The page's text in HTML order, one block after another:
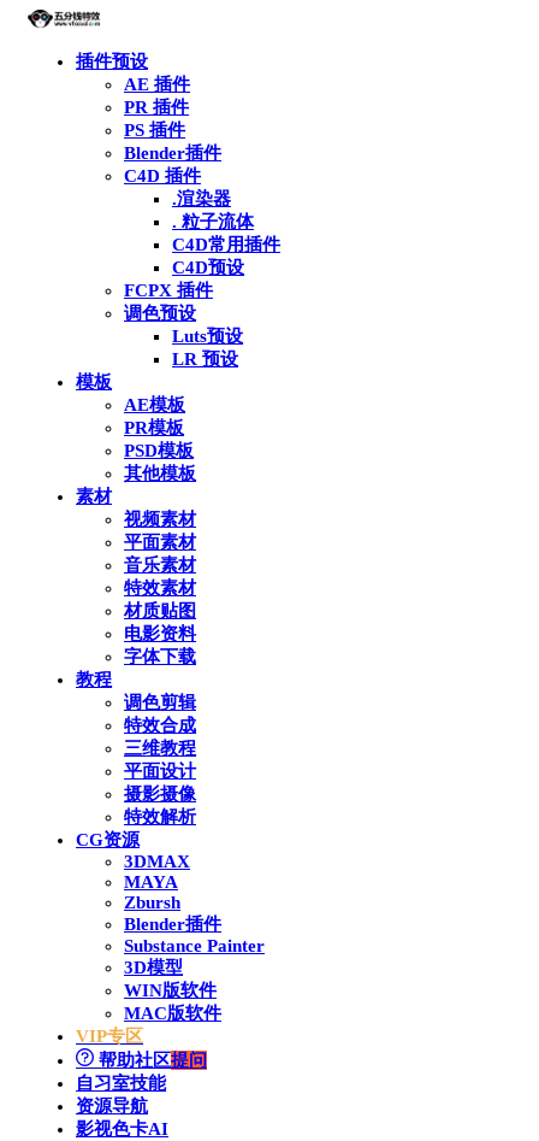
插件预设
AE 插件
PR 插件
PS 插件
Blender插件
C4D 插件
.渲染器
. 粒子流体
C4D常用插件
C4D预设
FCPX 插件
调色预设
Luts预设
LR 预设
模板
AE模板
PR模板
PSD模板
其他模板
素材
视频素材
平面素材
音乐素材
特效素材
材质贴图
电影资料
字体下载
教程
调色剪辑
特效合成
三维教程
平面设计
摄影摄像
特效解析
CG资源
3DMAX
MAYA
Zbursh
Blender插件
Substance Painter
3D模型
WIN版软件
MAC版软件
VIP专区
帮助社区提问
自习室技能
资源导航
影视色卡AI